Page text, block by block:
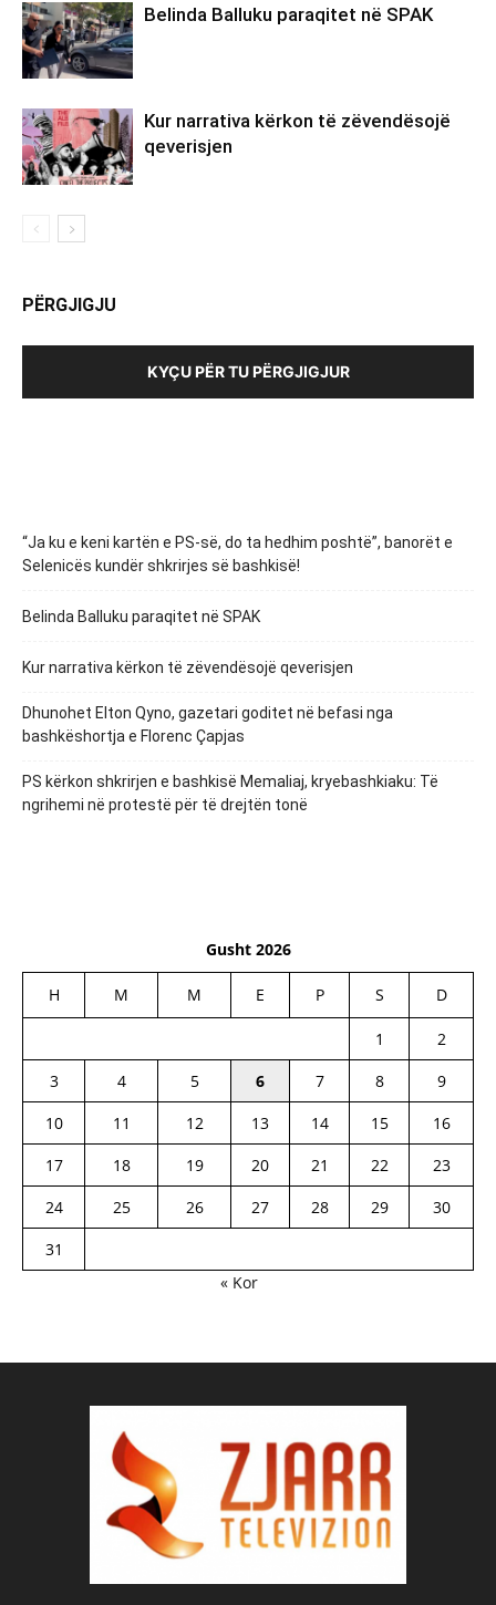
Belinda Balluku paraqitet në SPAK
Kur narrativa kërkon të zëvendësojë
qeverisjen
PËRGJIGJU
KYÇU PËR TU PËRGJIGJUR
“Ja ku e keni kartën e PS-së, do ta hedhim poshtë”, banorët e
Selenicës kundër shkrirjes së bashkisë!
Belinda Balluku paraqitet në SPAK
Kur narrativa kërkon të zëvendësojë qeverisjen
Dhunohet Elton Qyno, gazetari goditet në befasi nga
bashkëshortja e Florenc Çapjas
PS kërkon shkrirjen e bashkisë Memaliaj, kryebashkiaku: Të
ngrihemi në protestë për të drejtën tonë
Gusht 2026
H M M E P S D
1
2
3
4 5 6 7 8
9
10
11 12 13 14 15
16
17
18 19 20 21 22
23
24
25 26 27 28 29
30
31
« Kor